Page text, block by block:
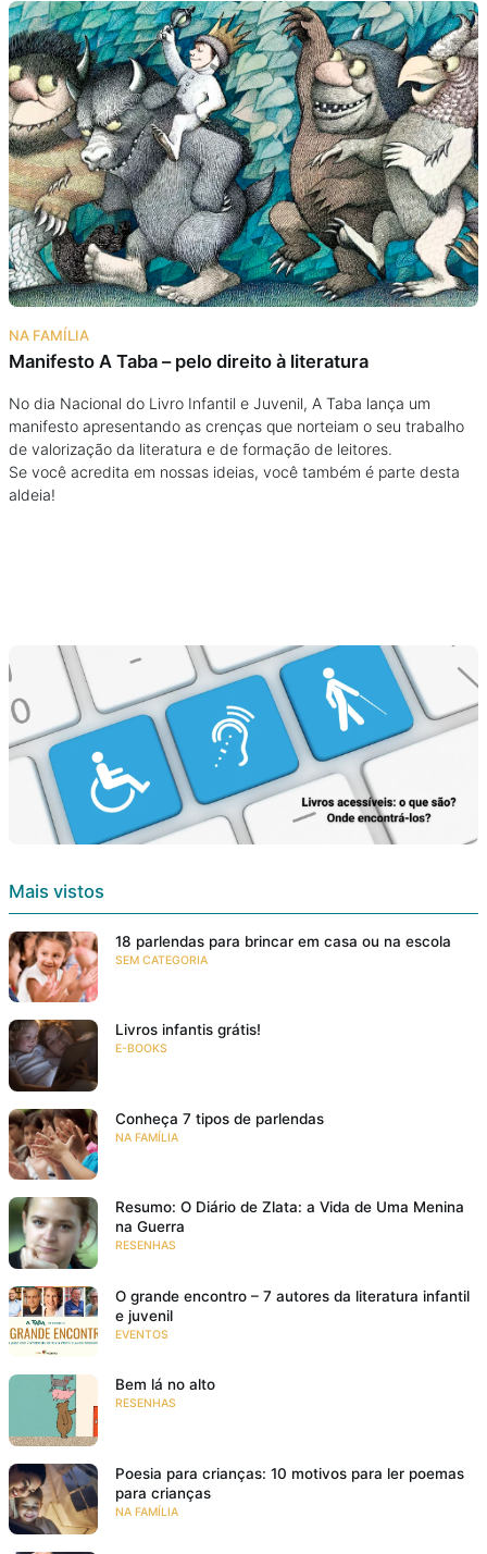
Eventos
Podcast
Assine
Taba na Escola
NA FAMÍLIA
Manifesto A Taba – pelo direito à literatura
No dia Nacional do Livro Infantil e Juvenil, A Taba lança um
manifesto apresentando as crenças que norteiam o seu trabalho
de valorização da literatura e de formação de leitores.
Se você acredita em nossas ideias, você também é parte desta
aldeia!
Mais vistos
18 parlendas para brincar em casa ou na escola
SEM CATEGORIA
Livros infantis grátis!
E-BOOKS
Conheça 7 tipos de parlendas
NA FAMÍLIA
Resumo: O Diário de Zlata: a Vida de Uma Menina
na Guerra
RESENHAS
O grande encontro – 7 autores da literatura infantil
e juvenil
EVENTOS
Bem lá no alto
RESENHAS
Poesia para crianças: 10 motivos para ler poemas
para crianças
NA FAMÍLIA